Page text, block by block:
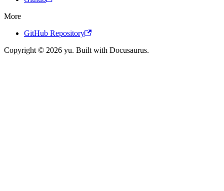
More
GitHub Repository
Copyright © 2026 yu. Built with Docusaurus.